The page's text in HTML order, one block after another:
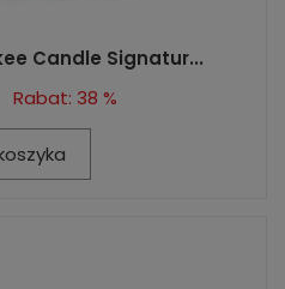
Candle Signatur...
Rabat: 38 %